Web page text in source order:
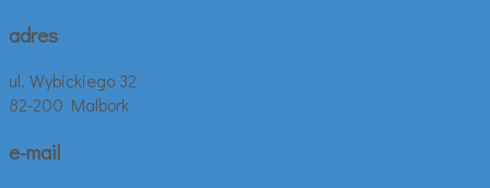
adres
ul. Wybickiego 32
82-200 Malbork
e-mail